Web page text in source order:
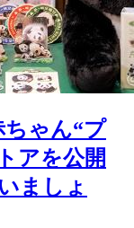
ゃん“プ
アを公開
ましょ